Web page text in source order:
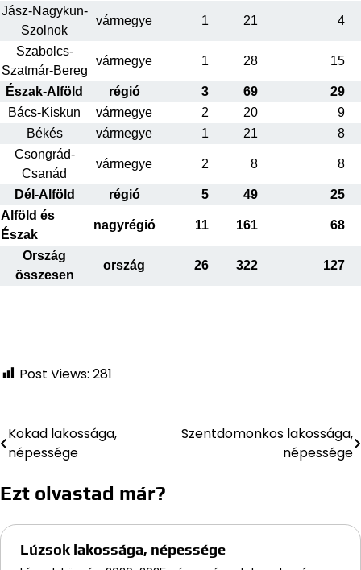
Jász-Nagykun-
Szolnok
vármegye 1 21 4
Szabolcs-
Szatmár-Bereg
vármegye 1 28 15
Észak-Alföld régió 3 69
29
Bács-Kiskun
vármegye 2 20
9
Békés
vármegye 1 21
8
Csongrád-
Csanád
vármegye 2 8 8
Dél-Alföld régió 5 49
25
Alföld és
Észak
nagyrégió 11 161 68
Ország
összesen
ország 26 322 127
Post Views: 281
Bejegyzés
navigáció
Kokad lakossága,
népessége
Szentdomonkos lakossága,
népessége
Ezt olvastad már?
Lúzsok lakossága, népessége